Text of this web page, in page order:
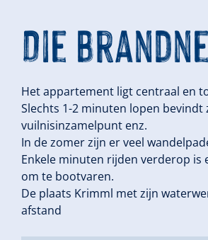
Die
Het appartement ligt centraal en
Slechts 1-2 minuten lopen
vuilnisinzamelpunt enz.
In de zomer zijn er veel
Enkele minuten rijden verderop
om te bootvaren.
De plaats Krimml met zijn
afstand